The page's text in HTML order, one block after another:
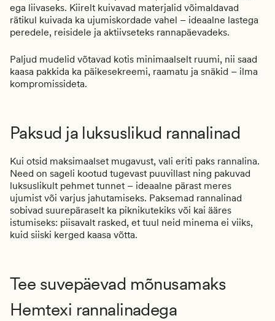
ega liivaseks. Kiirelt kuivavad materjalid võimaldavad
rätikul kuivada ka ujumiskordade vahel – ideaalne lastega
peredele, reisidele ja aktiivseteks rannapäevadeks.
Paljud mudelid võtavad kotis minimaalselt ruumi, nii saad
kaasa pakkida ka päikesekreemi, raamatu ja snäkid – ilma
kompromissideta.
Paksud ja luksuslikud rannalinad
Kui otsid maksimaalset mugavust, vali eriti paks rannalina.
Need on sageli kootud tugevast puuvillast ning pakuvad
luksuslikult pehmet tunnet – ideaalne pärast meres
ujumist või varjus jahutamiseks. Paksemad rannalinad
sobivad suurepäraselt ka piknikutekiks või kai ääres
istumiseks: piisavalt rasked, et tuul neid minema ei viiks,
kuid siiski kerged kaasa võtta.
Tee suvepäevad mõnusamaks
Hemtexi rannalinadega